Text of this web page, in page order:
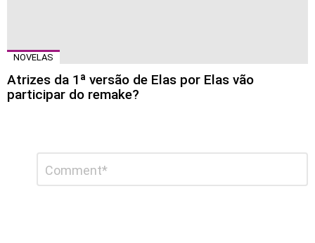
NOVELAS
Atrizes da 1ª versão de Elas por Elas vão
participar do remake?
comentário
Comentário